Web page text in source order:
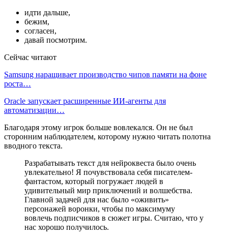
идти дальше,
бежим,
согласен,
давай посмотрим.
Сейчас читают
Samsung наращивает производство чипов памяти на фоне
роста…
Oracle запускает расширенные ИИ‑агенты для
автоматизации…
Благодаря этому игрок больше вовлекался. Он не был
сторонним наблюдателем, которому нужно читать полотна
вводного текста.
Разрабатывать текст для нейроквеста было очень
увлекательно! Я почувствовала себя писателем-
фантастом, который погружает людей в
удивительный мир приключений и волшебства.
Главной задачей для нас было «оживить»
персонажей воронки, чтобы по максимуму
вовлечь подписчиков в сюжет игры. Считаю, что у
нас хорошо получилось.